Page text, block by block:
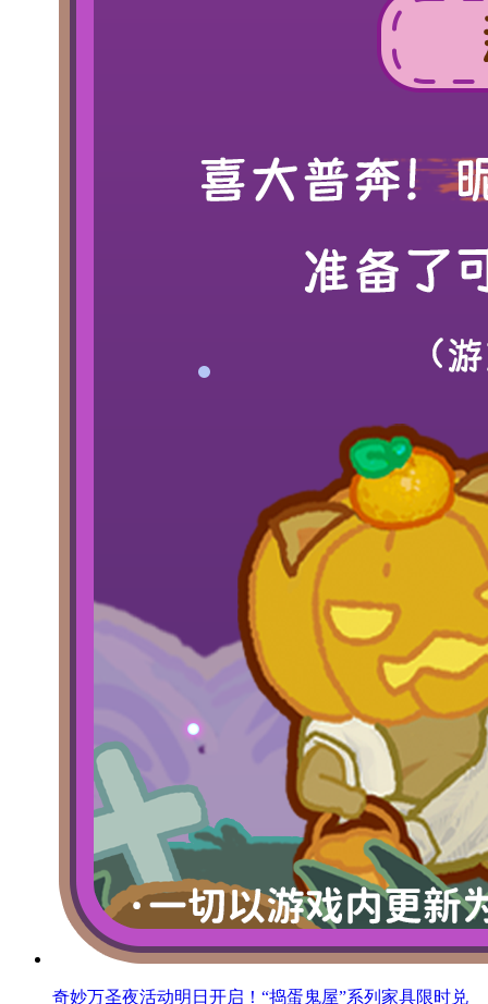
奇妙万圣夜活动明日开启！“捣蛋鬼屋”系列家具限时兑